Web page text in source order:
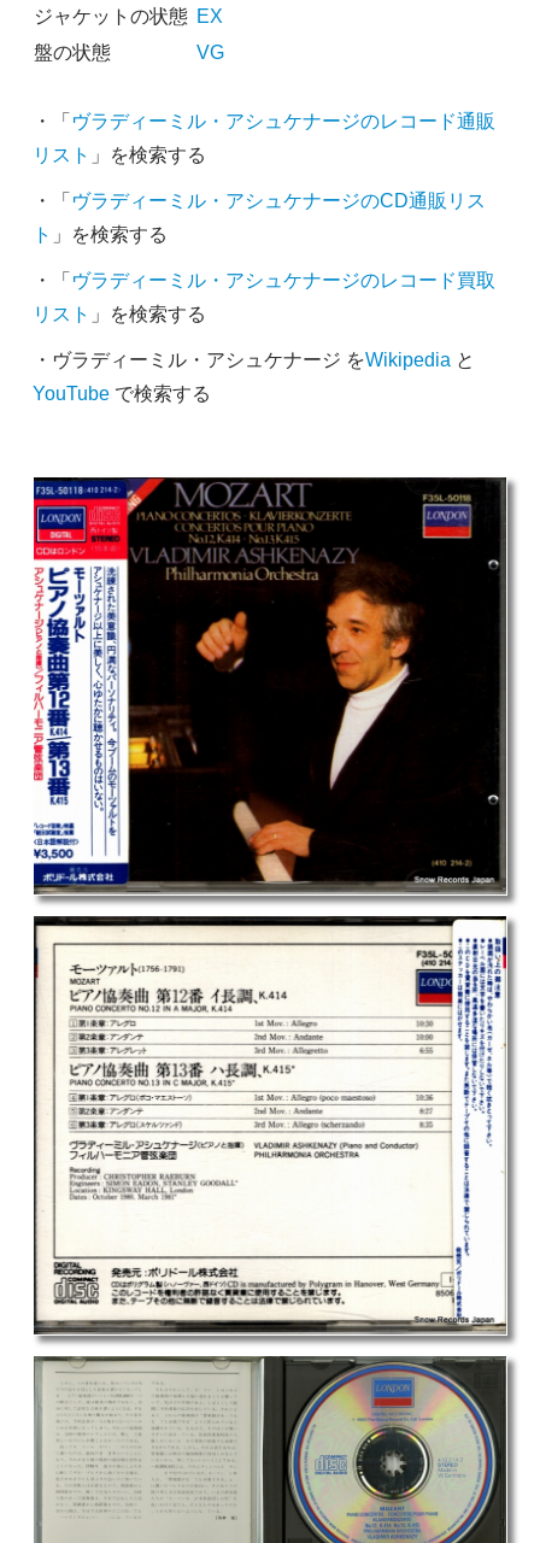
ジャケットの状態 EX
盤の状態
VG
・「 ヴラディーミル・アシュケナージのレコード通販
リスト 」を検索する
・「 ヴラディーミル・アシュケナージのCD通販リス
ト 」を検索する
・「 ヴラディーミル・アシュケナージのレコード買取
リスト 」を検索する
・ヴラディーミル・アシュケナージ をWikipedia と
YouTubeで検索する